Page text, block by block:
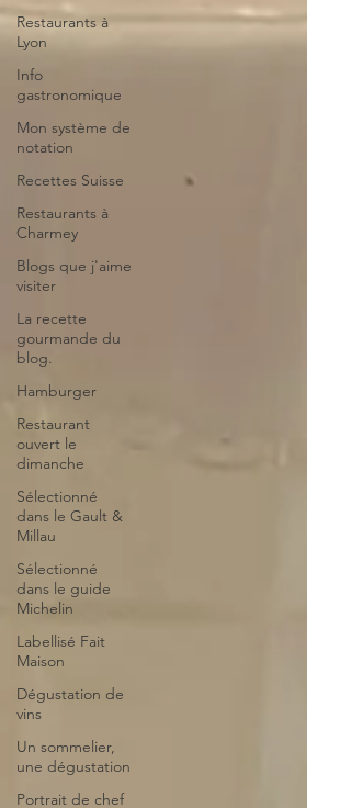
Restaurants à
Lyon
Info
gastronomique
Mon système de
notation
Recettes Suisse
Restaurants à
Charmey
Blogs que j'aime
visiter
La recette
gourmande du
blog.
Hamburger
Restaurant
ouvert le
dimanche
Sélectionné
dans le Gault &
Millau
Sélectionné
dans le guide
Michelin
Labellisé Fait
Maison
Dégustation de
vins
Un sommelier,
une dégustation
Portrait de chef